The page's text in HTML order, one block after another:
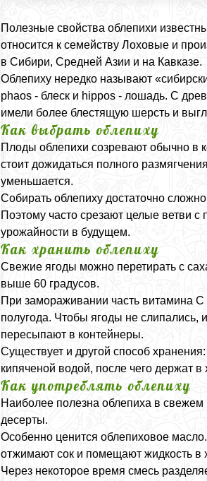
Полезные свойства облепихи
относится к семейству Лоховые и
в Сибири, Средней Азии и на Кавказе.
Облепиху нередко называют
phaos - блеск и hippos - лошадь. С
имели более блестящую шерсть и
Как выбрать облепиху
Плоды облепихи созревают обычно в
стоит дожидаться полного
уменьшается.
Собирать облепиху достаточно
Поэтому часто срезают целые ветви
урожайности в будущем.
Как хранить облепиху
Свежие ягоды можно перетирать с
выше 60 градусов.
При замораживании часть витамина
полугода. Чтобы ягоды не слипались,
пересыпают в контейнеры.
Существует и другой способ
кипяченой водой, после чего держат в
Как употреблять облепиху
Наиболее полезна облепиха в
десерты.
Особенно ценится облепиховое
отжимают сок и помещают жидкость в
Через некоторое время смесь